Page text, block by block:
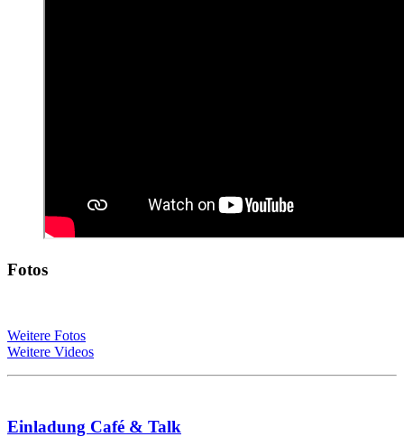
Fotos
Weitere Fotos
Weitere Videos
Einladung Café & Talk